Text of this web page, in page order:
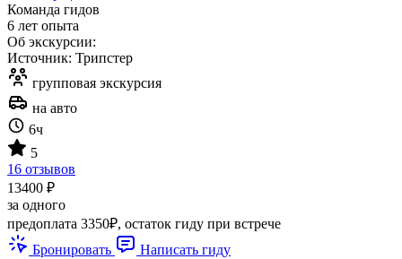
Команда гидов
6 лет опыта
Об экскурсии:
Источник: Трипстер
групповая экскурсия
на авто
6ч
5
16 отзывов
13400 ₽
за одного
предоплата 3350₽, остаток гиду при встрече
Бронировать
Написать гиду